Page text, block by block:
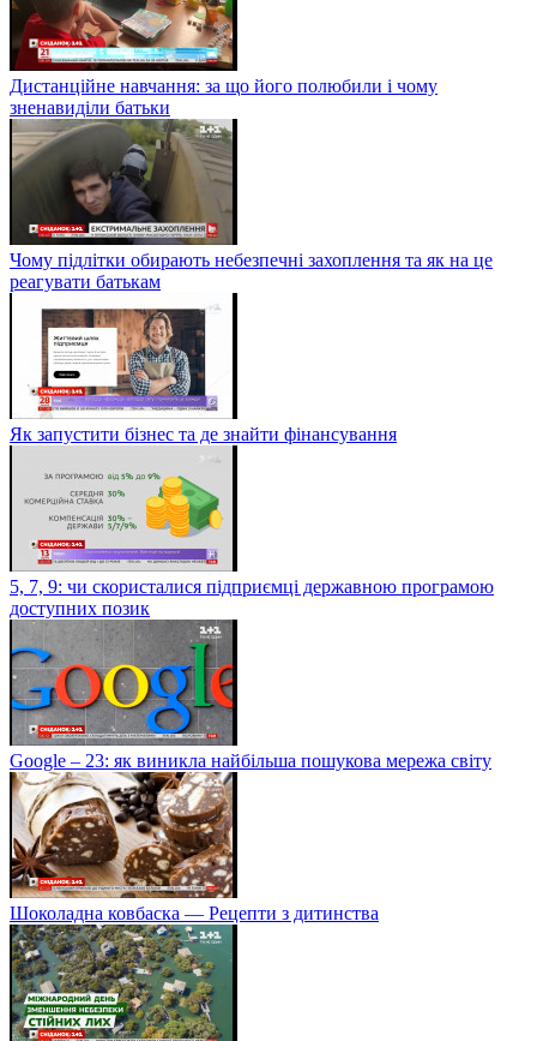
Дистанційне навчання: за що його полюбили і чому
зненавиділи батьки
Чому підлітки обирають небезпечні захоплення та як на це
реагувати батькам
Як запустити бізнес та де знайти фінансування
5, 7, 9: чи скористалися підприємці державною програмою
доступних позик
Google – 23: як виникла найбільша пошукова мережа світу
Шоколадна ковбаска — Рецепти з дитинства